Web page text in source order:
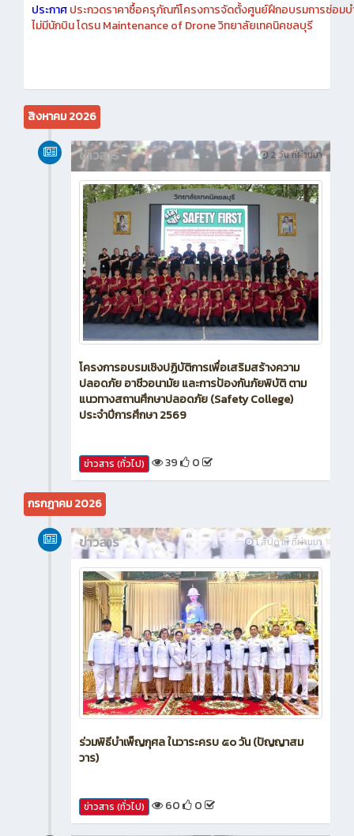
ประกาศประกวดราคาซื้อครุภัณฑ์โครงการจัดตั้งศูนย์ฝึกอบรมการซ่อมบ
ไม่มีนักบิน โดรน Maintenance of Drone วิทยาลัยเทคนิคชลบุรี
สิงหาคม 2026
2 วัน ที่ผ่านมา
ข่าวสาร
โครงการอบรมเชิงปฏิบัติการเพื่อเสริมสร้างความ
ปลอดภัย อาชีวอนามัย และการป้องกันภัยพิบัติ ตาม
แนวทางสถานศึกษาปลอดภัย (Safety College)
ประจำปีการศึกษา 2569
ข่าวสาร (ทั่วไป) 39 0
กรกฎาคม 2026
1 สัปดาห์ ที่ผ่านมา
ข่าวสาร
ร่วมพิธีบำเพ็ญกุศล ในวาระครบ ๕๐ วัน (ปัญญาสม
วาร)
ข่าวสาร (ทั่วไป) 60 0